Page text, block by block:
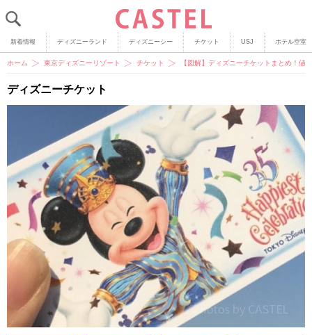
新着情報 ディズニーランド ディズニーシー チケット USJ ホテル空室
ホーム 東京ディズニーリゾート チケット 【図解】ディズニーチケットまとめ！値
ディズニーチケット